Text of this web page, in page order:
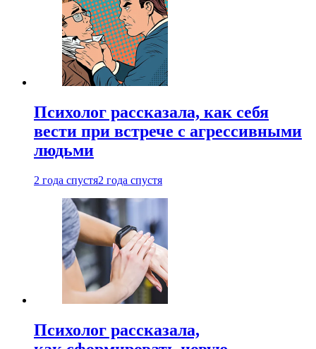
Психолог рассказала, как себя
вести при встрече с агрессивными
людьми
2 года спустя2 года спустя
Психолог рассказала,